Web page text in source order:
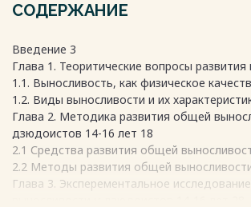
СОДЕРЖАНИЕ
Введение 3
Глава 1. Теоритические вопросы
1.1. Выносливость, как физическое
1.2. Виды выносливости и их
Глава 2. Методика развития общей
дзюдоистов 14-16 лет 18
2.1 Средства развития общей
2.2 Методы развития общей
Глава 3. Эксперементальное